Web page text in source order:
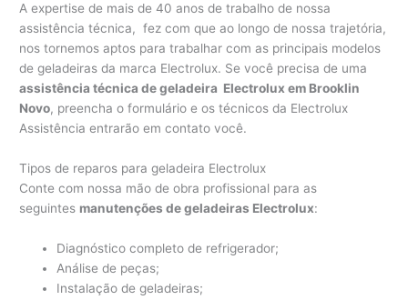
A expertise de mais de 40 anos de trabalho de nossa
assistência técnica, fez com que ao longo de nossa trajetória,
nos tornemos aptos para trabalhar com as principais modelos
de geladeiras da marca Electrolux. Se você precisa de uma
assistência técnica de geladeira Electrolux em Brooklin
Novo, preencha o formulário e os técnicos da Electrolux
Assistência entrarão em contato você.
Tipos de reparos para geladeira Electrolux
Conte com nossa mão de obra profissional para as
seguintes manutenções de geladeiras Electrolux:
Diagnóstico completo de refrigerador;
Análise de peças;
Instalação de geladeiras;